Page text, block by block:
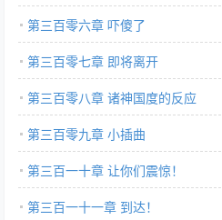
第三百零六章 吓傻了
第三百零七章 即将离开
第三百零八章 诸神国度的反应
第三百零九章 小插曲
第三百一十章 让你们震惊！
第三百一十一章 到达！